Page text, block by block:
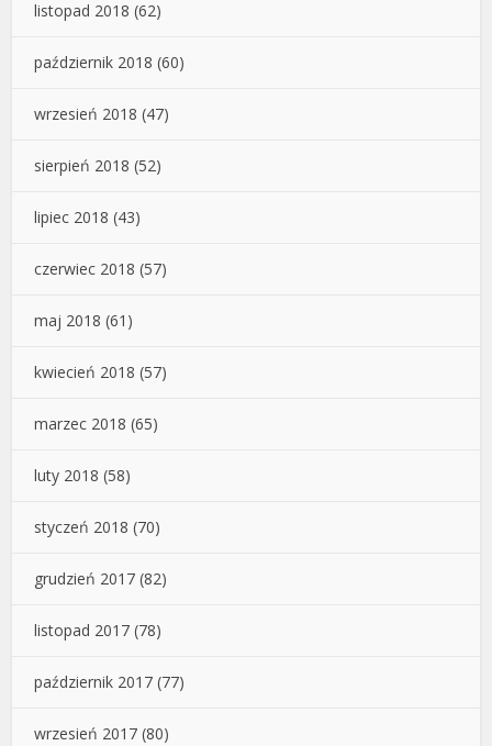
listopad 2018 (62)
październik 2018 (60)
wrzesień 2018 (47)
sierpień 2018 (52)
lipiec 2018 (43)
czerwiec 2018 (57)
maj 2018 (61)
kwiecień 2018 (57)
marzec 2018 (65)
luty 2018 (58)
styczeń 2018 (70)
grudzień 2017 (82)
listopad 2017 (78)
październik 2017 (77)
wrzesień 2017 (80)